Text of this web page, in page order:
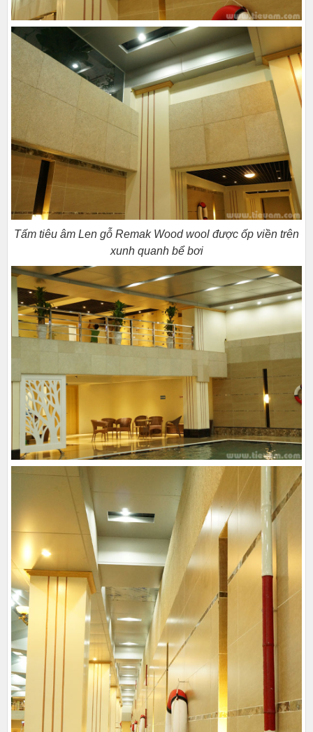
Tấm tiêu âm Len gỗ Remak Wood wool được ốp viền trên
xunh quanh bể bơi